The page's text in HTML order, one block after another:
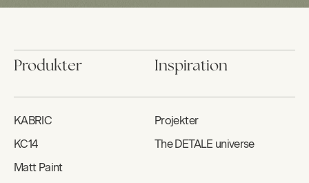
Produkter
KABRIC
KC14
Matt Paint
Inspiration
Projekter
The DETALE universe